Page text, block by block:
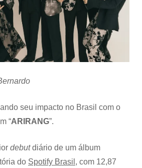
“ARIRANG”
e
ultrapassa
milhões
seu impacto no Brasil com o
“ARIRANG”.
debutdiário de um álbum
do Spotify Brasil , com 12,87